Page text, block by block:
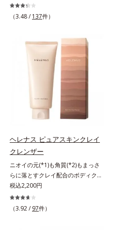
つけている間に保湿成分が肌へ浸透
(*2)するスキンコンディショニング
瞬間、保湿成分が浸透しうるおいを
与えます。キメを整え、磨かれたよ
うな透明感とツヤを生み出すこと
で、“つるん”とした光のヴェールを
まとったような仕上がりに。*1 ス
キンフィットカラー成分（酸化チタ
ン、酸化鉄、ステアロイルグルタミ
ン酸2Na）配合＝自然な仕上がりで
肌悩みをカバーする粉体*2 角層ま
させる設計のこと
るおいを両立した、ティントリップ
です。色が長時間唇に密着するオイ
みずしい発色が続きます。また色素
による唇の乾燥を防ぐため、一部の
色素に特殊コーティング処理(*4)を
施し、さらに3種のうるおい・保護
成分(*5)も配合。しっとり感をキー
プし、ぷるんとした唇に。さっとひ
と塗りするだけで、くすみやすい大
人の肌に血色感を与え、唇を自然に
効果による*2 水添ポリイソブテン
*3 色みのこと*4 トリエトキシカプ
リリルシラン配合＝保湿成分*5 ス
クワラン、ヒアルロン酸Na、加水
分解コラーゲン
（3.48 / 137件）
ヘレナス ピュアスキンクレイ
クレンザー
ニオイの元(*1)も角質(*2)もまっさ
らに落とすクレイ配合のボディクレ
ンザー。「へレナス」は、スキンケ
アに強みのあるオルビスとフレグラ
ンスを愛するセントピアによる共同
税込2,200円
（3.92 / 97件）